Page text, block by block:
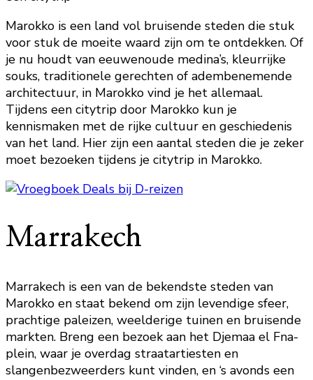
Marokko is een land vol bruisende steden die stuk
voor stuk de moeite waard zijn om te ontdekken. Of
je nu houdt van eeuwenoude medina’s, kleurrijke
souks, traditionele gerechten of adembenemende
architectuur, in Marokko vind je het allemaal.
Tijdens een citytrip door Marokko kun je
kennismaken met de rijke cultuur en geschiedenis
van het land. Hier zijn een aantal steden die je zeker
moet bezoeken tijdens je citytrip in Marokko.
Marrakech
Marrakech is een van de bekendste steden van
Marokko en staat bekend om zijn levendige sfeer,
prachtige paleizen, weelderige tuinen en bruisende
markten. Breng een bezoek aan het Djemaa el Fna-
plein, waar je overdag straatartiesten en
slangenbezweerders kunt vinden, en ‘s avonds een